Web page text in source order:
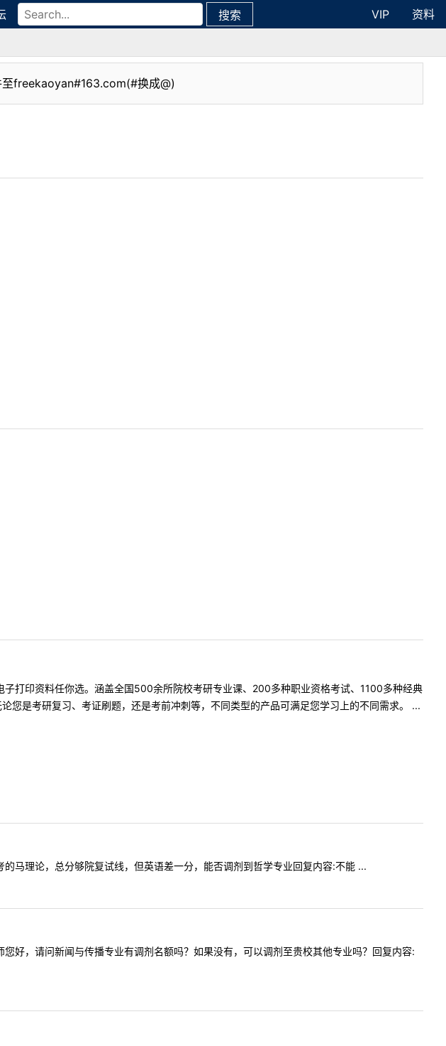
搜索 VIP
资料
freekaoyan#163.com(#换成@)
打印资料任你选。涵盖全国500余所院校考研专业课、200多种职业资格考试、1100多种经典
您是考研复习、考证刷题，还是考前冲刺等，不同类型的产品可满足您学习上的不同需求。 ...
理论，总分够院复试线，但英语差一分，能否调剂到哲学专业回复内容:不能 ...
，请问新闻与传播专业有调剂名额吗？如果没有，可以调剂至贵校其他专业吗？回复内容: